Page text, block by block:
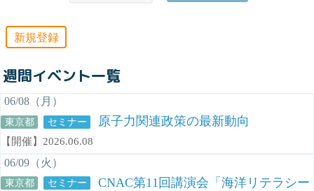
新規登録
週間イベント一覧
06/08（月）
東京都 セミナー 原子力関連政策の最新動向
【開催】2026.06.08
06/09（火）
東京都 セミナー
CNAC第11回講演会「海洋リテラシー